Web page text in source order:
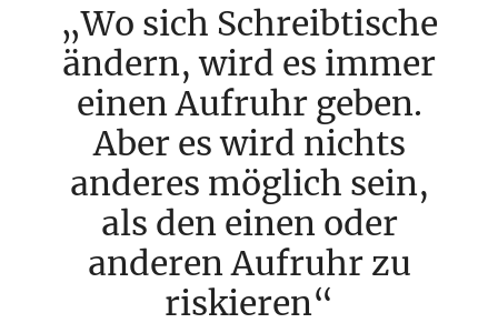
Wo sich Schreibtische
ändern, wird es immer
einen Aufruhr geben.
Aber es wird nichts
anderes möglich sein,
als den einen oder
anderen Aufruhr zu
riskieren